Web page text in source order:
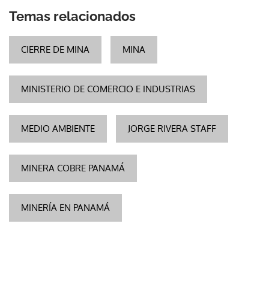
Temas relacionados
CIERRE DE MINA MINA
MINISTERIO DE COMERCIO E INDUSTRIAS
MEDIO AMBIENTE JORGE RIVERA STAFF
MINERA COBRE PANAMÁ
MINERÍA EN PANAMÁ